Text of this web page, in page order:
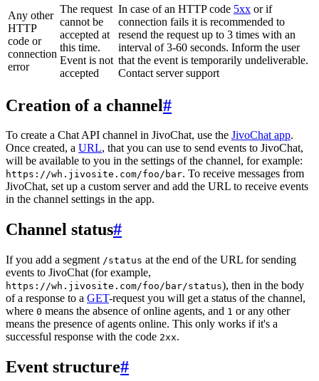
Any other
HTTP
code or
connection
error
The request
cannot be
accepted at
this time.
Event is not
accepted
In case of an HTTP code 5xx or if
connection fails it is recommended to
resend the request up to 3 times with an
interval of 3-60 seconds. Inform the user
that the event is temporarily undeliverable.
Contact server support
Creation of a channel#
To create a Chat API channel in JivoChat, use the JivoChat app.
Once created, a URL, that you can use to send events to JivoChat,
will be available to you in the settings of the channel, for example:
https://wh.jivosite.com/foo/bar. To receive messages from
JivoChat, set up a custom server and add the URL to receive events
in the channel settings in the app.
Channel status#
If you add a segment /status at the end of the URL for sending
events to JivoChat (for example,
https://wh.jivosite.com/foo/bar/status), then in the body
of a response to a GET-request you will get a status of the channel,
where 0 means the absence of online agents, and 1 or any other
means the presence of agents online. This only works if it's a
successful response with the code 2xx.
Event structure#